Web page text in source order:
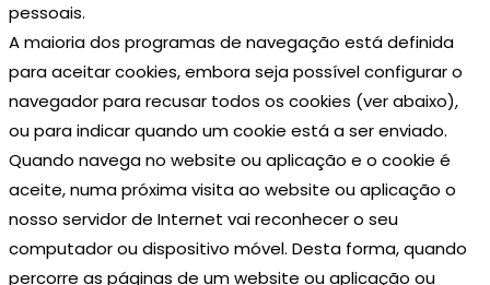
pessoais.
A maioria dos programas de navegação está definida
para aceitar cookies, embora seja possível configurar o
navegador para recusar todos os cookies (ver abaixo),
ou para indicar quando um cookie está a ser enviado.
Quando navega no website ou aplicação e o cookie é
aceite, numa próxima visita ao website ou aplicação o
nosso servidor de Internet vai reconhecer o seu
computador ou dispositivo móvel. Desta forma, quando
percorre as páginas de um website ou aplicação ou